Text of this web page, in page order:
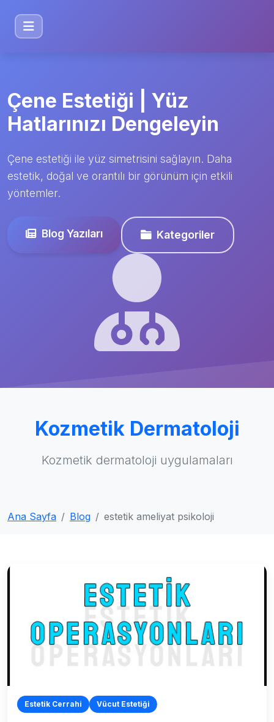
Çene Estetiği | Yüz
Hatlarınızı Dengeleyin
Çene estetiği ile yüz simetrisini sağlayın. Daha
estetik, doğal ve orantılı bir görünüm için etkili
yöntemler.
Blog Yazıları Kategoriler
Kozmetik Dermatoloji
Kozmetik dermatoloji uygulamaları
Ana Sayfa Blog estetik ameliyat psikoloji
Estetik Cerrahi Vücut Estetiği